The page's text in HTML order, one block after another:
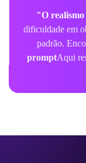
"O realismo
dificuldade em
padrão.
promptAqui